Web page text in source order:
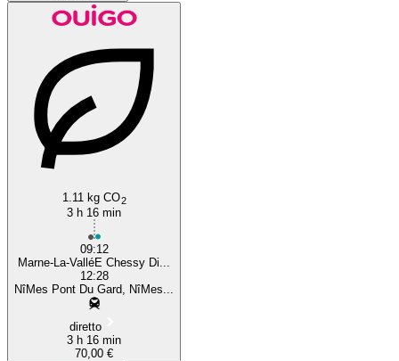
1.11 kg CO2
3 h 16 min
09:12
Marne-La-ValléE Chessy Di...
12:28
NîMes Pont Du Gard, NîMes...
diretto
3 h 16 min
70,00 €